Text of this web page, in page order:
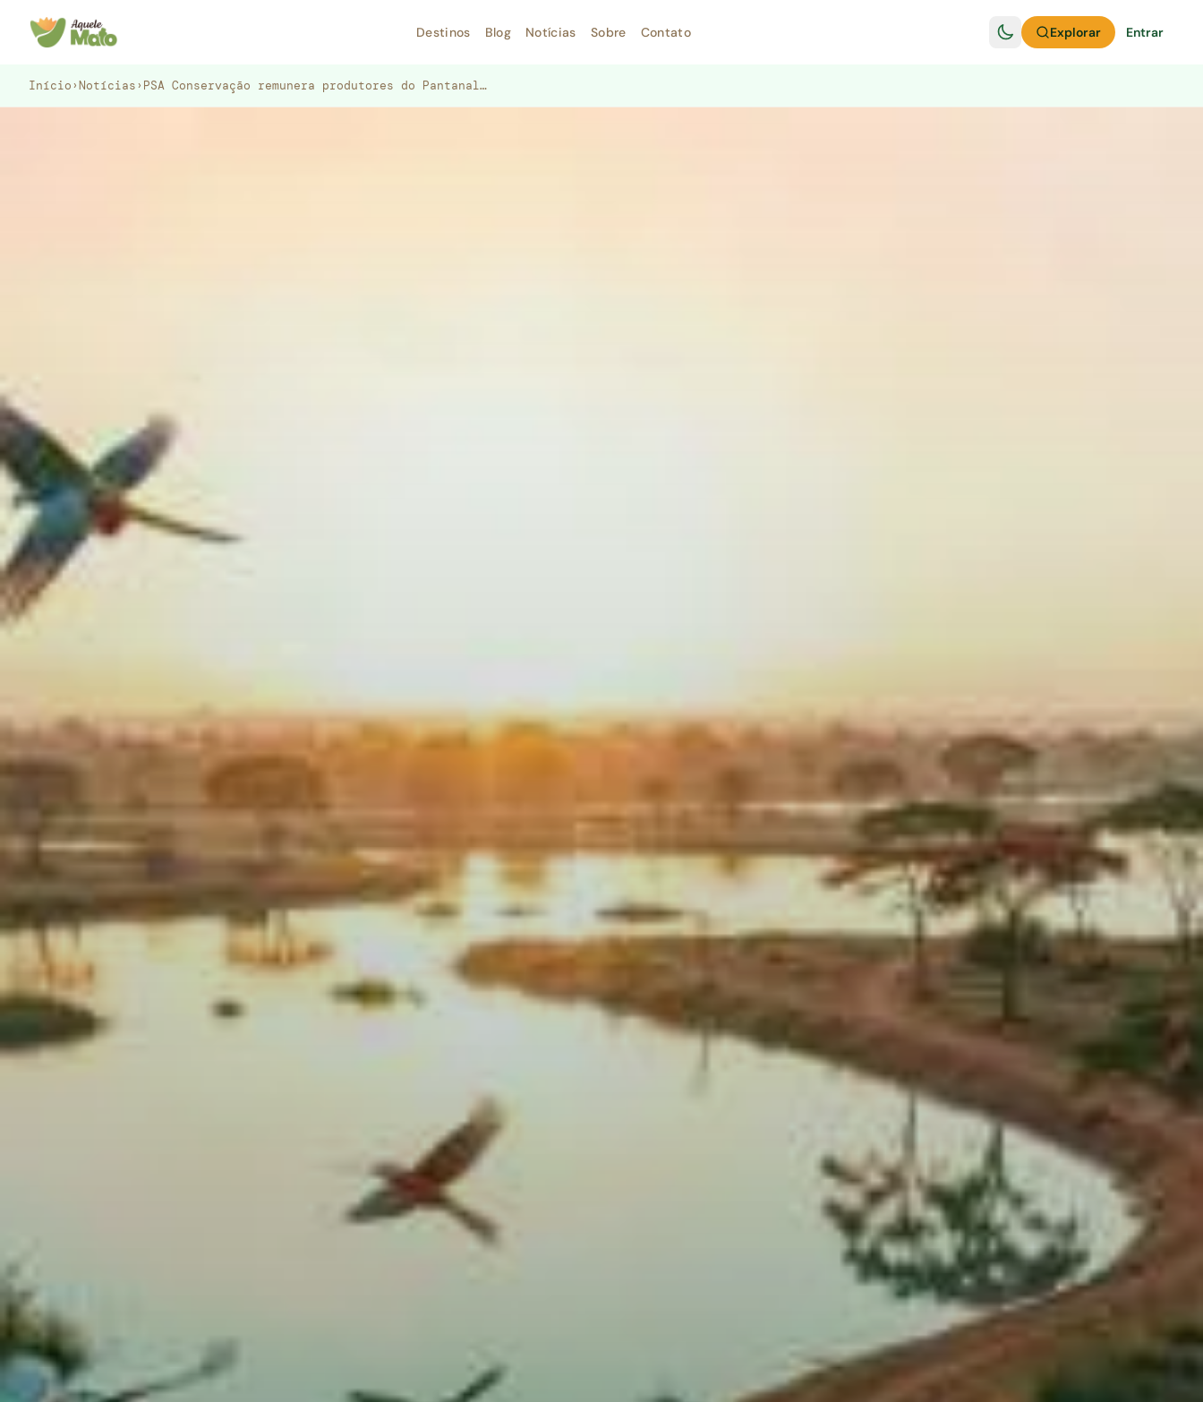
Destinos Blog Notícias Sobre Contato Explorar Entrar
Início›Notícias› PSA Conservação remunera produtores do Pantanal…